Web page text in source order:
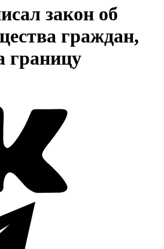
закон об
граждан,
границу